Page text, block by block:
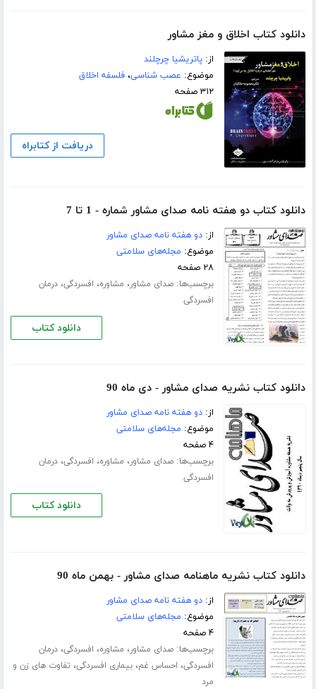
دانلود کتاب اخلاق و مغز مشاور
از:پاتریشیا چرچلند
موضوع: عصب شناسی،فلسفه اخلاق
۳۱۲ صفحه
دریافت از کتابراه
دانلود کتاب دو هفته نامه صدای مشاور شماره - 1 تا 7
از:دو هفته نامه صدای مشاور
موضوع: مجله‌های سلامتی
۲۸ صفحه
برچسب‌ها:صدای مشاور، مشاوره، افسردگی،درمان
افسردگی
دانلود کتاب
دانلود کتاب نشریه صدای مشاور - دی ماه 90
از:دو هفته نامه صدای مشاور
موضوع: مجله‌های سلامتی
۴ صفحه
برچسب‌ها:صدای مشاور، مشاوره، افسردگی،درمان
افسردگی
دانلود کتاب
دانلود کتاب نشریه ماهنامه صدای مشاور - بهمن ماه 90
از:دو هفته نامه صدای مشاور
موضوع: مجله‌های سلامتی
۴ صفحه
برچسب‌ها:صدای مشاور، مشاوره، افسردگی،درمان
افسردگی، احساس غم،بیماری افسردگی، تفاوت های زن و
مرد